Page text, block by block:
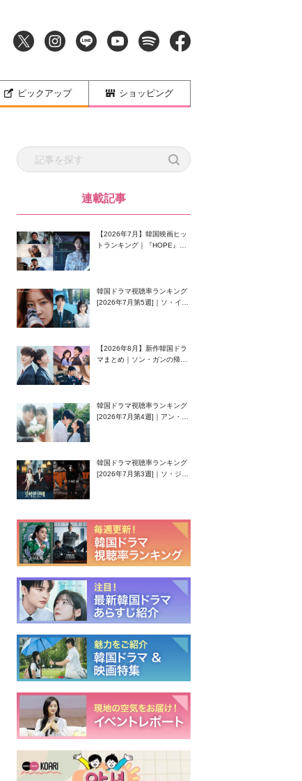
ピックアップ ショッピング
連載記事
【2026年7月】韓国映画ヒッ
トランキング｜『HOPE』が
韓国ドラマ視聴率ランキング
[2026年7月第5週]｜ソ・イン
【2026年8月】新作韓国ドラ
マまとめ｜ソン・ガンの帰
韓国ドラマ視聴率ランキング
[2026年7月第4週]｜アン・ヒ
韓国ドラマ視聴率ランキング
[2026年7月第3週]｜ソ・ジソ